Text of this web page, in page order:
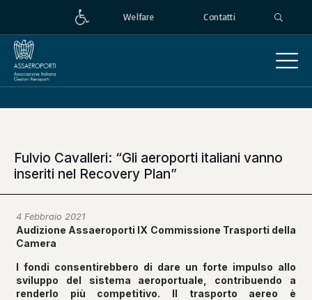
Welfare Contatti
Fulvio Cavalleri: “Gli aeroporti italiani vanno
inseriti nel Recovery Plan”
4 Febbraio 2021
Audizione Assaeroporti IX Commissione Trasporti della
Camera
I fondi consentirebbero di dare un forte impulso allo
sviluppo del sistema aeroportuale, contribuendo a
renderlo più competitivo. Il trasporto aereo è